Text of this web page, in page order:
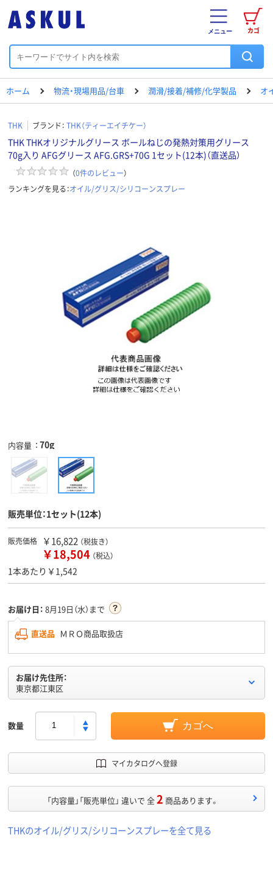
カゴ
メニュー
ホーム 物流・現場用品/台車 潤滑/接着/補修/化学製品 オ
THK ブランド： THK（ティーエイチケー）
THK THKオリジナルグリース ボールねじの発熱対策用グリース
70g入り AFGグリース AFG.GRS+70G 1セット(12本)（直送品）
（0件のレビュー）
ランキングを見る：オイル/グリス/シリコーンスプレー
内容量 70g
販売単位：1セット(12本)
販売価格 ￥16,822 （税抜き）
￥18,504 （税込）
1本あたり￥1,542
お届け日： 8月19日（水）まで
直送品 ＭＲＯ商品取扱店
お届け先住所：
東京都江東区
数量 カゴへ
マイカタログへ登録
「内容量」「販売単位」 違いで 全2 商品あります。
THKのオイル/グリス/シリコーンスプレーを全て見る